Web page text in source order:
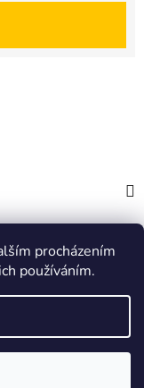
procházením
používáním.